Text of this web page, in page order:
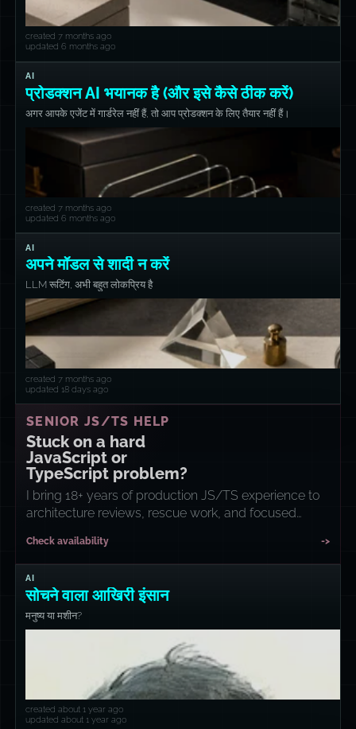
created 7 months ago
updated 6 months ago
AI
प्रोडक्शन AI भयानक है (और इसे कैसे ठीक करें)
अगर आपके एजेंट में गार्डरेल नहीं हैं, तो आप प्रोडक्शन के लिए तैयार नहीं हैं।
created 7 months ago
updated 6 months ago
AI
अपने मॉडल से शादी न करें
LLM रूटिंग, अभी बहुत लोकप्रिय है
created 7 months ago
updated 18 days ago
SENIOR JS/TS HELP
Stuck on a hard
JavaScript or
TypeScript problem?
I bring 18+ years of production JS/TS experience to
architecture reviews, rescue work, and focused
Check availability ->
AI
सोचने वाला आखिरी इंसान
मनुष्य या मशीन?
created about 1 year ago
updated about 1 year ago